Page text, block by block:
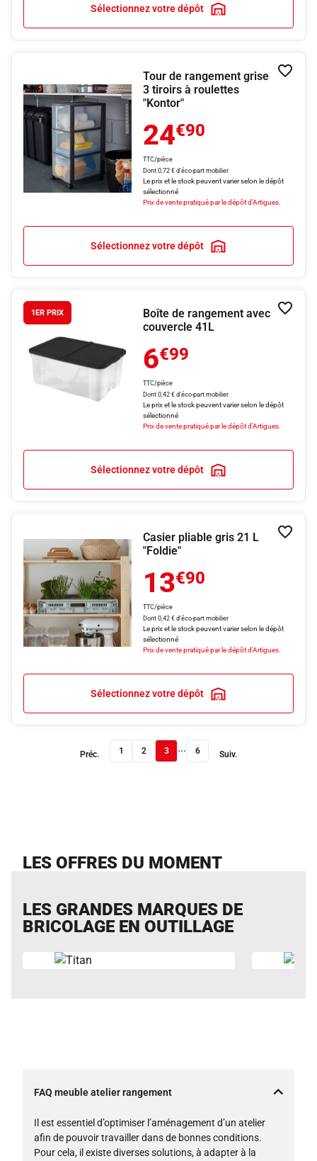
Sélectionnez votre dépôt
Tour de rangement grise
3 tiroirs à roulettes
"Kontor"
24€90
TTC/pièce
Dont 0,72 € d'éco-part mobilier
Le prix et le stock peuvent varier selon le dépôt
sélectionné
Prix de vente pratiqué par le dépôt d'Artigues.
Sélectionnez votre dépôt
1ER PRIX
Boîte de rangement avec
couvercle 41L
6€99
TTC/pièce
Dont 0,42 € d'éco-part mobilier
Le prix et le stock peuvent varier selon le dépôt
sélectionné
Prix de vente pratiqué par le dépôt d'Artigues.
Sélectionnez votre dépôt
Casier pliable gris 21 L
"Foldie"
13€90
TTC/pièce
Dont 0,42 € d'éco-part mobilier
Le prix et le stock peuvent varier selon le dépôt
sélectionné
Prix de vente pratiqué par le dépôt d'Artigues.
Sélectionnez votre dépôt
Préc. 1 2 3 ... 6 Suiv.
LES OFFRES DU MOMENT
LES GRANDES MARQUES DE
BRICOLAGE EN OUTILLAGE
FAQ meuble atelier rangement
Il est essentiel d’optimiser l’aménagement d’un atelier
afin de pouvoir travailler dans de bonnes conditions.
Pour cela, il existe diverses solutions, à adapter à la